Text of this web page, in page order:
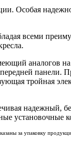
Особая
всеми
аналогов
панели.
тройная
установочные
за упаковку